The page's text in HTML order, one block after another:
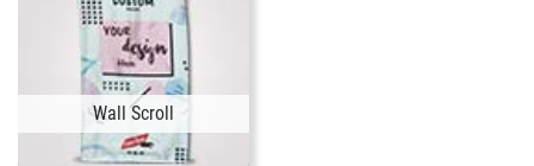
Wall Scroll